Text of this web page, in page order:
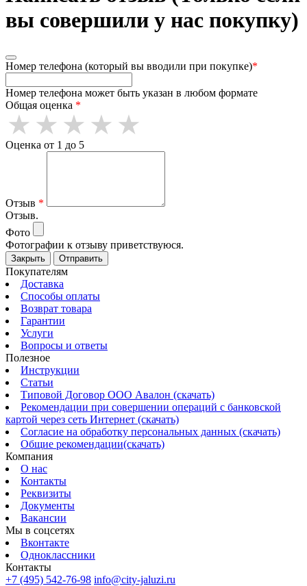
вы совершили у нас покупку)
Номер телефона (который вы вводили при покупке)*
Номер телефона может быть указан в любом формате
Общая оценка *
Оценка от 1 до 5
Отзыв *
Отзыв.
Фото
Фотографии к отзыву приветствуюся.
Закрыть Отправить
Покупателям
Доставка
Способы оплаты
Возврат товара
Гарантии
Услуги
Вопросы и ответы
Полезное
Инструкции
Статьи
Типовой Договор ООО Авалон (скачать)
Рекомендации при совершении операций с банковской
картой через сеть Интернет (скачать)
Согласие на обработку персональных данных (скачать)
Общие рекомендации(скачать)
Компания
О нас
Контакты
Реквизиты
Документы
Вакансии
Мы в соцсетях
Вконтакте
Одноклассники
Контакты
+7 (495) 542-76-98 info@city-jaluzi.ru